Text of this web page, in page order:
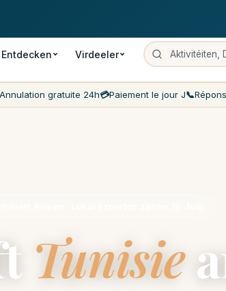
Entdecken Virdeeler
Annulation gratuite 24h💳Paiement le jour J📞
Tunisie